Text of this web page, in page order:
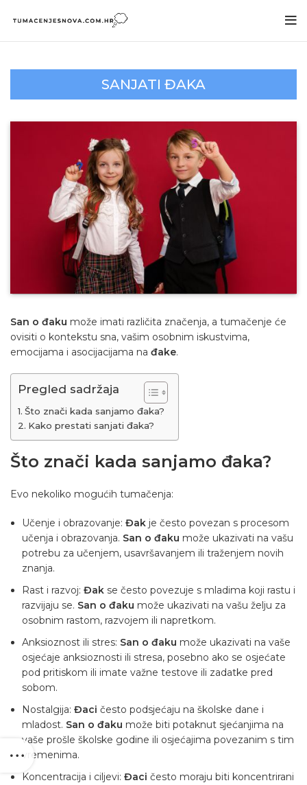
SANJATI ĐAKA
San o đaku može imati različita značenja, a tumačenje će
ovisiti o kontekstu sna, vašim osobnim iskustvima,
emocijama i asocijacijama na đake.
Pregled sadržaja
Što znači kada sanjamo đaka?
Kako prestati sanjati đaka?
Što znači kada sanjamo đaka?
Evo nekoliko mogućih tumačenja:
Učenje i obrazovanje: Đak je često povezan s procesom
učenja i obrazovanja. San o đaku može ukazivati ​​na vašu
potrebu za učenjem, usavršavanjem ili traženjem novih
znanja.
Rast i razvoj: Đak se često povezuje s mladima koji rastu i
razvijaju se. San o đaku može ukazivati ​​na vašu želju za
osobnim rastom, razvojem ili napretkom.
Anksioznost ili stres: San o đaku može ukazivati ​​na vaše
osjećaje anksioznosti ili stresa, posebno ako se osjećate
pod pritiskom ili imate važne testove ili zadatke pred
sobom.
Nostalgija: Đaci često podsjećaju na školske dane i
mladost. San o đaku može biti potaknut sjećanjima na
vaše prošle školske godine ili osjećajima povezanim s tim
vremenima.
Koncentracija i ciljevi: Đaci često moraju biti koncentrirani